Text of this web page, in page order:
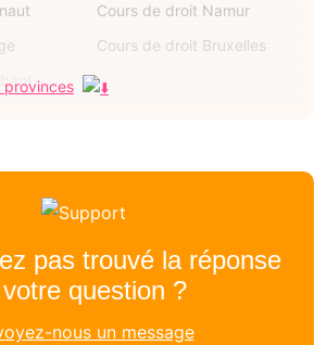
Cours de droit Namur
Cours de droit Bruxelles
provinces
pas trouvé la réponse
question ?
nous un message